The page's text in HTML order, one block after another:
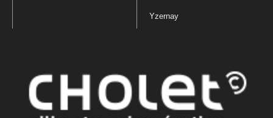
Yzernay